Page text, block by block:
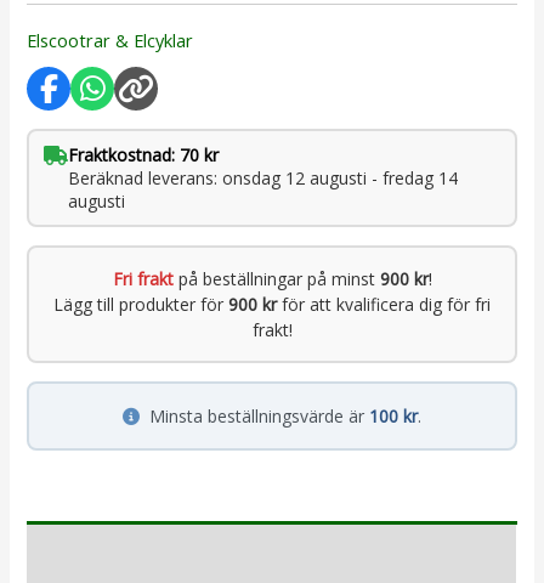
Elscootrar & Elcyklar
Fraktkostnad: 70 kr
Beräknad leverans: onsdag 12 augusti - fredag 14
augusti
Fri fraktpå beställningar på minst 900 kr!
Lägg till produkter för 900 krför att kvalificera dig för fri
frakt!
Minsta beställningsvärde är 100 kr.